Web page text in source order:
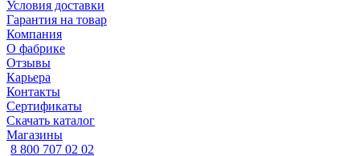
Условия доставки
Гарантия на товар
Компания
О фабрике
Отзывы
Карьера
Контакты
Сертификаты
Скачать каталог
Магазины
8 800 707 02 02